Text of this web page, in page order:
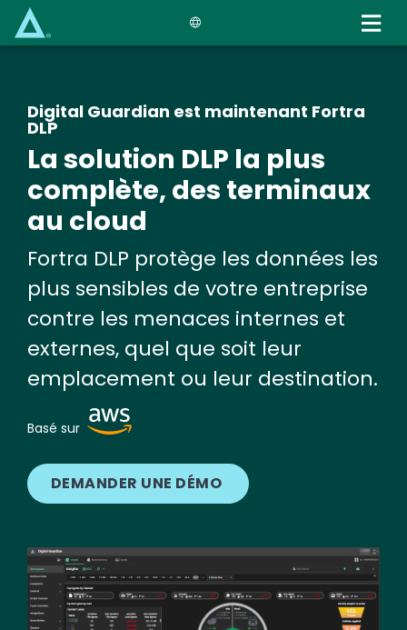
Digital Guardian est maintenant Fortra
DLP
La solution DLP la plus
complète, des terminaux
au cloud
Fortra DLP protège les données les
plus sensibles de votre entreprise
contre les menaces internes et
externes, quel que soit leur
emplacement ou leur destination.
Basé sur Image
DEMANDER UNE DÉMO
Image